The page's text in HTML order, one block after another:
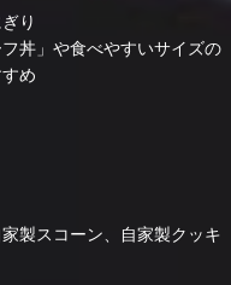
り
丼」や食べやすいサイズの
め
製スコーン、自家製クッキ